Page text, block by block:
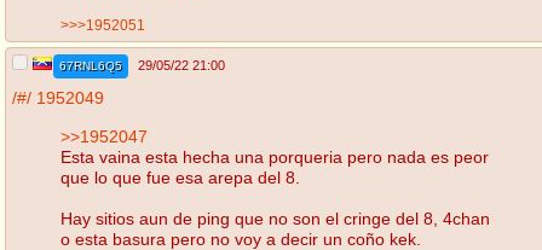
>>>1952051
67RNL6Q5 29/05/22 21:00
/#/ 1952049
>>1952047
Esta vaina esta hecha una porqueria pero nada es peor
que lo que fue esa arepa del 8.
Hay sitios aun de ping que no son el cringe del 8, 4chan
o esta basura pero no voy a decir un coño kek.